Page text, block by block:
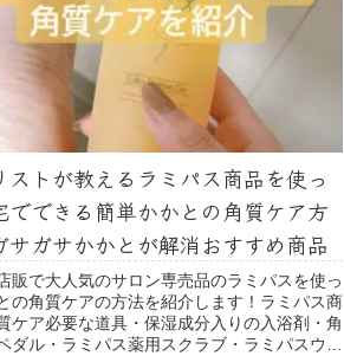
ストが教えるラミパス商品を使っ
でできる簡単かかとの角質ケア方
サガサかかとが解消おすすめ商品
販で大人気のサロン専売品のラミパスを使っ
の角質ケアの方法を紹介します！ラミパス商
ケア必要な道具・保湿成分入りの入浴剤・角
ダル・ラミパス薬用スクラブ・ラミパスウォ